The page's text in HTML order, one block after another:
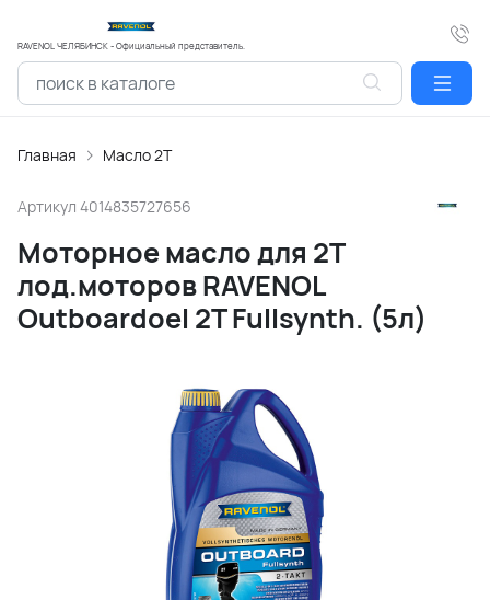
RAVENOL ЧЕЛЯБИНСК - Официальный представитель.
Главная Масло 2Т
Артикул 4014835727656
Моторное масло для 2Т
лод.моторов RAVENOL
Outboardoel 2T Fullsynth. (5л)